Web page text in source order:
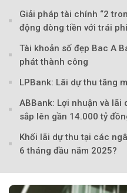
Giải pháp tài chính “2
động dòng tiền với trái
Tài khoản số đẹp Bac A
phát thành công
LPBank: Lãi dự thu tăng
ABBank: Lợi nhuận và lãi
sắp lên gần 14.000 tỷ
Khối lãi dự thu tại các
6 tháng đầu năm 2025?